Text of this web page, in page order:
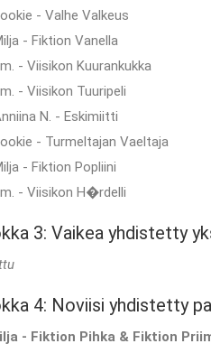
- Valhe Valkeus
- Fiktion Vanella
- Viisikon Kuurankukka
- Viisikon Tuuripeli
N. - Eskimiitti
- Turmeltajan Vaeltaja
- Fiktion Popliini
- Viisikon H�rdelli
3: Vaikea yhdistetty
4: Noviisi yhdistetty
- Fiktion Pihka & Fiktion